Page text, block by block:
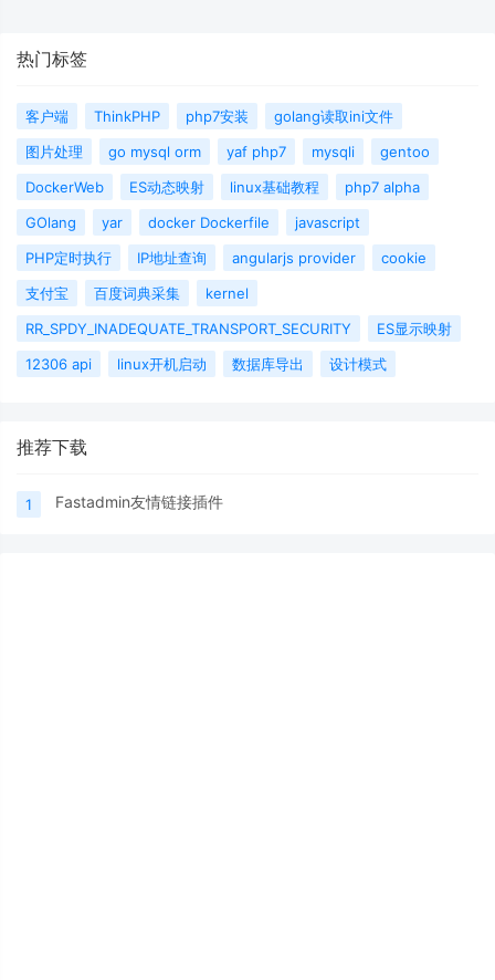
热门标签
客户端 ThinkPHP php7安装
golang读取ini文件
图片处理
go mysql orm yaf php7 mysqli
gentoo
DockerWeb
ES动态映射 linux基础教程
php7 alpha
GOlang
yar docker Dockerfile
javascript
PHP定时执行
IP地址查询 angularjs provider
cookie
支付宝
百度词典采集
kernel
RR_SPDY_INADEQUATE_TRANSPORT_SECURITY
ES显示映射
12306 api
linux开机启动 数据库导出 设计模式
推荐下载
1 Fastadmin友情链接插件